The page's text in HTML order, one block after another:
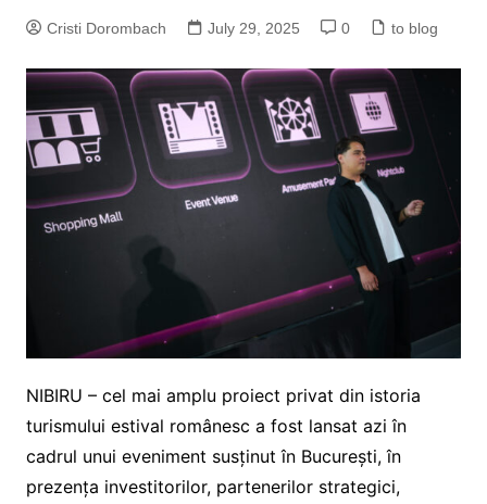
Cristi Dorombach July 29, 2025 0 to blog
NIBIRU – cel mai amplu proiect privat din istoria
turismului estival românesc a fost lansat azi în
cadrul unui eveniment susținut în București, în
prezența investitorilor, partenerilor strategici,